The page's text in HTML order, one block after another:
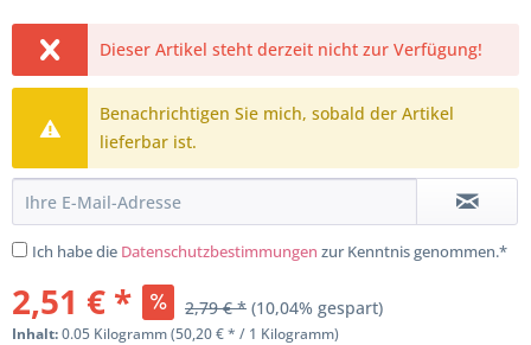
Dieser Artikel steht derzeit nicht zur Verfügung!
Benachrichtigen Sie mich, sobald der Artikel
lieferbar ist.
Ich habe die Datenschutzbestimmungen zur Kenntnis genommen.*
2,51 € * 2,79 € * (10,04% gespart)
Inhalt:0.05 Kilogramm (50,20 € * / 1 Kilogramm)